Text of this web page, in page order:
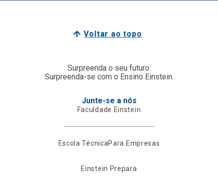
Voltar ao topo
Surpreenda o seu futuro.
Surpreenda-se com o Ensino Einstein.
Junte-se a nós
Faculdade Einstein
Escola TécnicaPara Empresas
Einstein Prepara